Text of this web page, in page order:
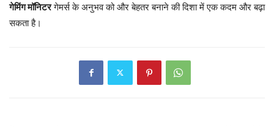
गेमिंग मॉनिटरगेमर्स के अनुभव को और बेहतर बनाने की दिशा में एक कदम और बढ़ा
सकता है।